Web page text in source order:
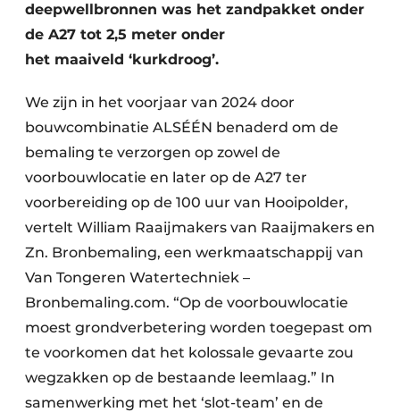
deepwellbronnen was het zandpakket onder
de A27 tot 2,5 meter onder
het maaiveld ‘kurkdroog’.
We zijn in het voorjaar van 2024 door
bouwcombinatie ALSÉÉN benaderd om de
bemaling te verzorgen op zowel de
voorbouwlocatie en later op de A27 ter
voorbereiding op de 100 uur van Hooipolder,
vertelt William Raaijmakers van Raaijmakers en
Zn. Bronbemaling, een werkmaatschappij van
Van Tongeren Watertechniek –
Bronbemaling.com. “Op de voorbouwlocatie
moest grondverbetering worden toegepast om
te voorkomen dat het kolossale gevaarte zou
wegzakken op de bestaande leemlaag.” In
samenwerking met het ‘slot-team’ en de